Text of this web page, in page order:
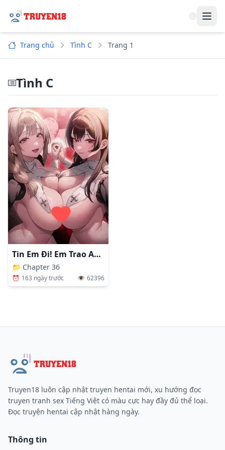
Trang chủ Tình C Trang 1
Tình C
Tin Em Đi! Em Trao Anh Lần Đầu Mà
📁 Chapter 36
⏰ 163 ngày trước 👁️ 62396
Truyen18 luôn cập nhật truyen hentai mới, xu hướng đọc
truyen tranh sex Tiếng Việt có màu cực hay đầy đủ thể loại.
Đọc truyện hentai cập nhật hàng ngày.
Thông tin